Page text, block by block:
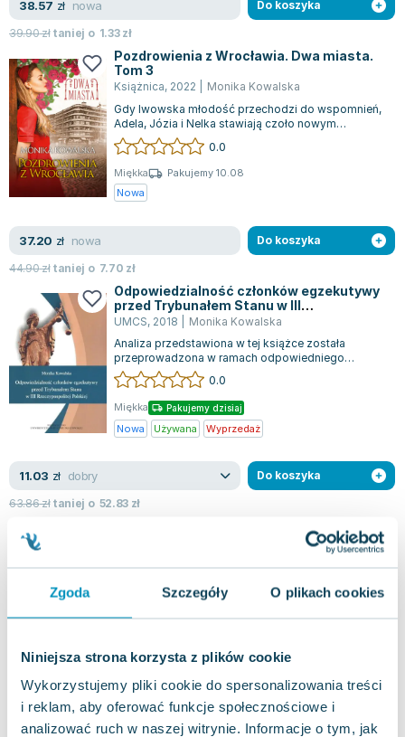
Zgoda Szczegóły O plikach cookies
Niniejsza strona korzysta z plików cookie
Wykorzystujemy pliki cookie do spersonalizowania treści
i reklam, aby oferować funkcje społecznościowe i
analizować ruch w naszej witrynie. Informacje o tym, jak
Joseph Murphy
Jan Sztaudynger
Aleksander Puszkin
Oscar Wilde
Małgorzata Ohme
Maddie Ziegler
Leszek Czarnecki
Joanna Racewicz
Maria Seweryn
Janina Zającówna
Eric Helms
Anna Prus (oprac.)
Nela Mała Reporterka
Agnieszka Maciąg
Barbara Wrzesińska
Terry Pratchett
Virginia Woolf
Lorraine Warren
Ajahn Brahm
Lucinda Riley
Jacek Walkiewicz
38.57 zł nowa
39.90złtaniej o 1.33zł
Do koszyka
Pozdrowienia z Wrocławia. Dwa miasta.
Tom 3
Książnica, 2022
Monika Kowalska
Gdy lwowska młodość przechodzi do wspomnień,
Adela, Józia i Nelka stawiają czoło nowym
wyzwaniom w powojennym Wrocławiu lat 60. Lw...
0.0
Miękka
Pakujemy 10.08
Nowa
37.20 zł nowa
44.90złtaniej o 7.70 zł
Do koszyka
Odpowiedzialność członków egzekutywy
przed Trybunałem Stanu w III
Rzeczpospolitej Polskiej
UMCS, 2018
Monika Kowalska
Analiza przedstawiona w tej książce została
przeprowadzona w ramach odpowiedniego
dyskursu teoretycznego i opiera się na uznanych...
0.0
Miękka Pakujemy dzisiaj
Nowa Używana Wyprzedaż
11.03 zł dobry
63.86złtaniej o 52.83 zł
Do koszyka